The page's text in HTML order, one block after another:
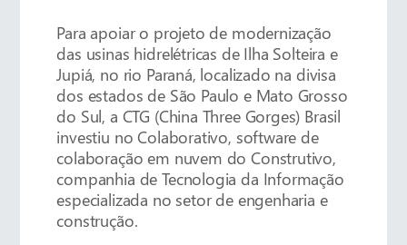
Para apoiar o projeto de modernização
das usinas hidrelétricas de Ilha Solteira e
Jupiá, no rio Paraná, localizado na divisa
dos estados de São Paulo e Mato Grosso
do Sul, a CTG (China Three Gorges) Brasil
investiu no Colaborativo, software de
colaboração em nuvem do Construtivo,
companhia de Tecnologia da Informação
especializada no setor de engenharia e
construção.